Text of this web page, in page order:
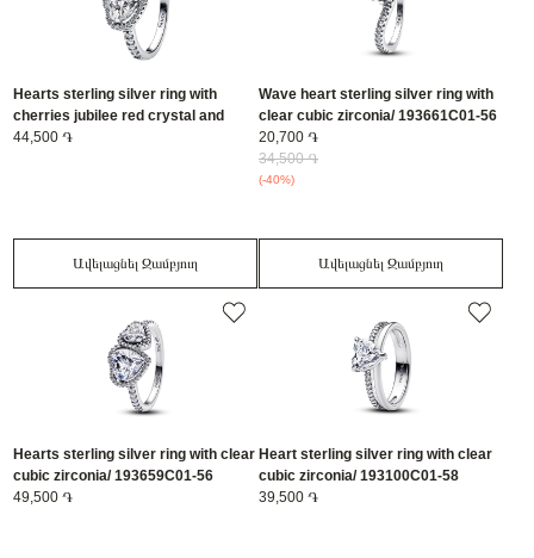
Hearts sterling silver ring with
cherries jubilee red crystal and
clear cubic zirconia/ 193662C01-56
44,500 ֏
Ավելացնել Զամբյուղ
Wave heart sterling silver ring with
clear cubic zirconia/ 193661C01-56
20,700 ֏
34,500 ֏
(-40%)
Ավելացնել Զամբյուղ
Hearts sterling silver ring with clear
cubic zirconia/ 193659C01-56
49,500 ֏
Heart sterling silver ring with clear
cubic zirconia/ 193100C01-58
39,500 ֏